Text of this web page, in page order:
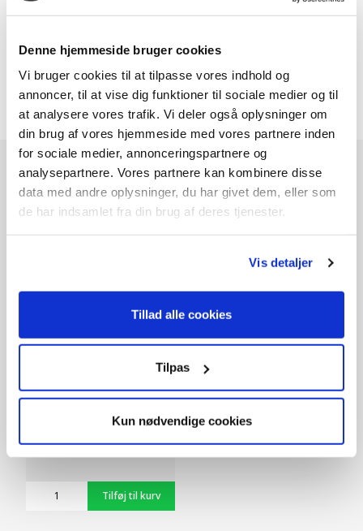
Denne hjemmeside bruger cookies
Vi bruger cookies til at tilpasse vores indhold og
annoncer, til at vise dig funktioner til sociale medier og til
at analysere vores trafik. Vi deler også oplysninger om
din brug af vores hjemmeside med vores partnere inden
for sociale medier, annonceringspartnere og
analysepartnere. Vores partnere kan kombinere disse
data med andre oplysninger, du har givet dem, eller som
de har indsamlet fra din brug af deres tjenester.
Vis detaljer
Tillad alle cookies
Tilpas
Kun nødvendige cookies
59,-
Andre kunder købte også
SAE30 motorolie